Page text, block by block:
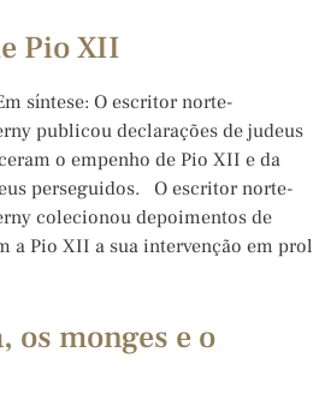
Pio XII
síntese: O escritor norte-
publicou declarações de judeus
o empenho de Pio XII e da
perseguidos. O escritor norte-
colecionou depoimentos de
a Pio XII a sua intervenção em prol
os monges e o